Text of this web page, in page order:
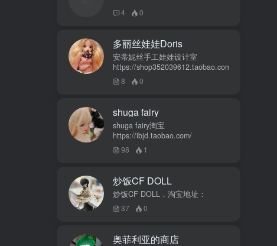
4 0
多丽丝娃娃Doris
安蒂妮丝手工娃娃设计室
https://shop352039612.taobao.com
8 0
shuga fairy
shuga fairy淘宝
https://ibjd.taobao.com/
98 1
炒饭CF DOLL
炒饭CF DOLL，淘宝地址：
37 0
奥菲利亚的商店